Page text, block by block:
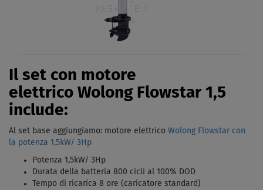
Il set con motore
elettrico Wolong Flowstar 1,5
include:
Al set base aggiungiamo: motore elettrico Wolong Flowstar con
la potenza 1,5kW/ 3Hp
Potenza 1,5kW/ 3Hp
Durata della batteria 800 cicli al 100% DOD
Tempo di ricarica 8 ore (caricatore standard)